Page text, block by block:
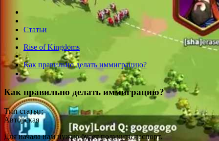
Статьи
Rise of Kingdoms
Как правильно делать иммиграцию?
Как правильно делать иммиграцию?
Тип статьи:
Авторская
Для начала нам нужно будет получить паспорт.